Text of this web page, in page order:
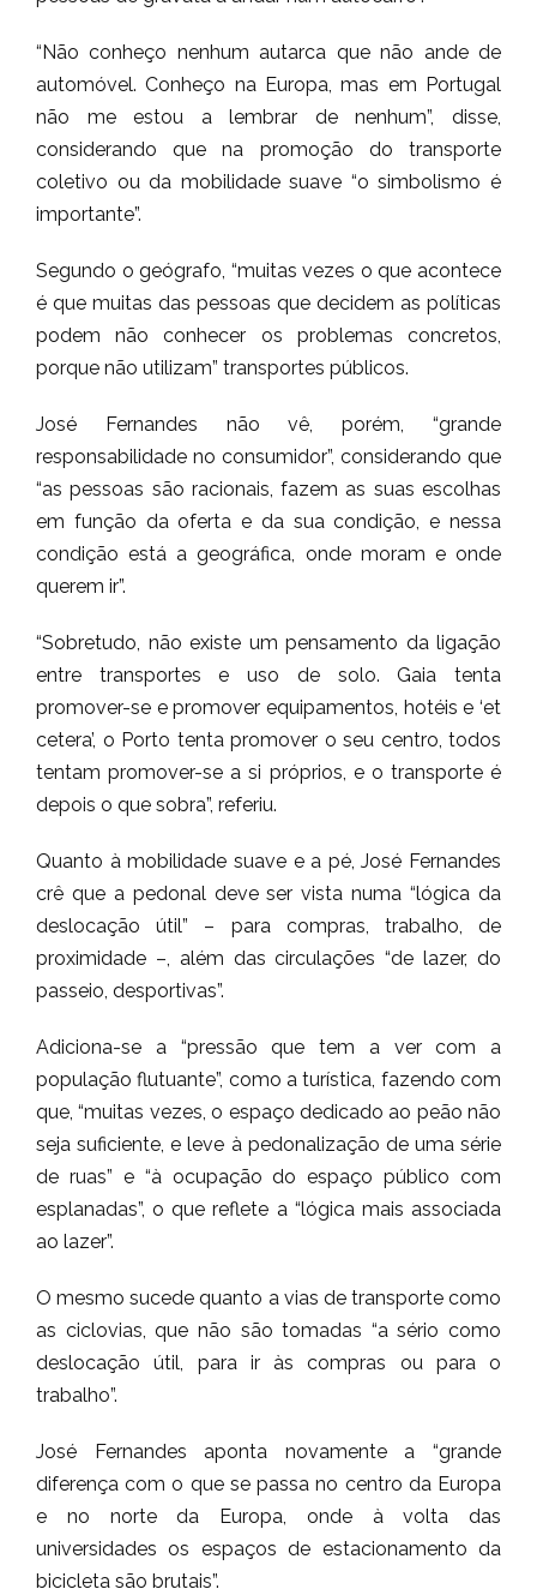
“Não conheço nenhum autarca que não ande de
automóvel. Conheço na Europa, mas em Portugal
não me estou a lembrar de nenhum”, disse,
considerando que na promoção do transporte
coletivo ou da mobilidade suave “o simbolismo é
importante”.
Segundo o geógrafo, “muitas vezes o que acontece
é que muitas das pessoas que decidem as políticas
podem não conhecer os problemas concretos,
porque não utilizam” transportes públicos.
José Fernandes não vê, porém, “grande
responsabilidade no consumidor”, considerando que
“as pessoas são racionais, fazem as suas escolhas
em função da oferta e da sua condição, e nessa
condição está a geográfica, onde moram e onde
querem ir”.
“Sobretudo, não existe um pensamento da ligação
entre transportes e uso de solo. Gaia tenta
promover-se e promover equipamentos, hotéis e ‘et
cetera’, o Porto tenta promover o seu centro, todos
tentam promover-se a si próprios, e o transporte é
depois o que sobra”, referiu.
Quanto à mobilidade suave e a pé, José Fernandes
crê que a pedonal deve ser vista numa “lógica da
deslocação útil” – para compras, trabalho, de
proximidade –, além das circulações “de lazer, do
passeio, desportivas”.
Adiciona-se a “pressão que tem a ver com a
população flutuante”, como a turística, fazendo com
que, “muitas vezes, o espaço dedicado ao peão não
seja suficiente, e leve à pedonalização de uma série
de ruas” e “à ocupação do espaço público com
esplanadas”, o que reflete a “lógica mais associada
ao lazer”.
O mesmo sucede quanto a vias de transporte como
as ciclovias, que não são tomadas “a sério como
deslocação útil, para ir às compras ou para o
trabalho”.
José Fernandes aponta novamente a “grande
diferença com o que se passa no centro da Europa
e no norte da Europa, onde à volta das
universidades os espaços de estacionamento da
bicicleta são brutais”.